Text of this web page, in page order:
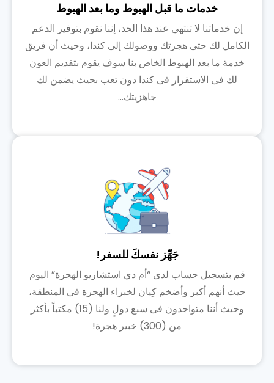
خدمات ما قبل الهبوط وما بعد الهبوط
إن خدماتنا لا تنتهي عند هذا الحد، إننا نقوم بتوفير الدعم
الكامل لك حتى هجرتك ووصولك إلى كندا، وحيث أن فريق
خدمة ما بعد الهبوط الخاص بنا سوف يقوم بتقديم العون
لك فى الاستقرار فى كندا دون تعب بحيث يضمن لك
جاهزيتك...
جَهِّز نفسكَ للسفر!
قم بتسجيل حساب لدى “أم دي استشاريو الهجرة” اليوم
حيث أنهم أكبر وأضخم كِيان لخبراء الهجرة فى المنطقة،
وحيث أننا متواجدون فى سبع دولٍ ولنا (15) مكتباً بأكثر
من (300) خبير هجرة!